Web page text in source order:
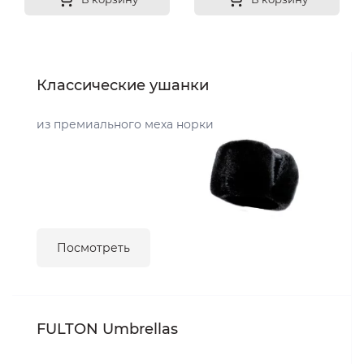
Классические ушанки
из премиального меха норки
Посмотреть
FULTON Umbrellas